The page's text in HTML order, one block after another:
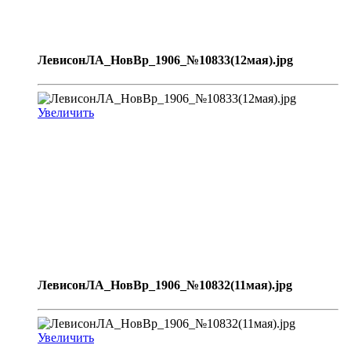
ЛевисонЛА_НовВр_1906_№10833(12мая).jpg
Увеличить
ЛевисонЛА_НовВр_1906_№10832(11мая).jpg
Увеличить